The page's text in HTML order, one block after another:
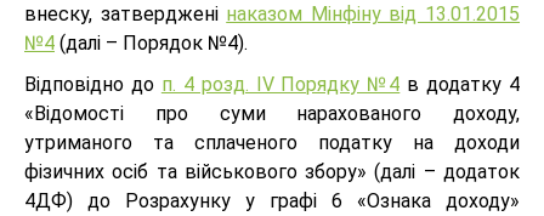
внеску, затверджені наказом Мінфіну від 13.01.2015
№4 (далі – Порядок №4).
Відповідно до п. 4 розд. IV Порядку №4 в додатку 4
«Відомості про суми нарахованого доходу,
утриманого та сплаченого податку на доходи
фізичних осіб та військового збору» (далі – додаток
4ДФ) до Розрахунку у графі 6 «Ознака доходу»